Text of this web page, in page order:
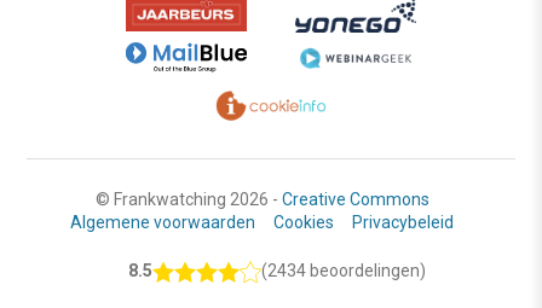
© Frankwatching 2026 - Creative Commons
Algemene voorwaarden
Cookies Privacybeleid
8.5 (2434 beoordelingen)